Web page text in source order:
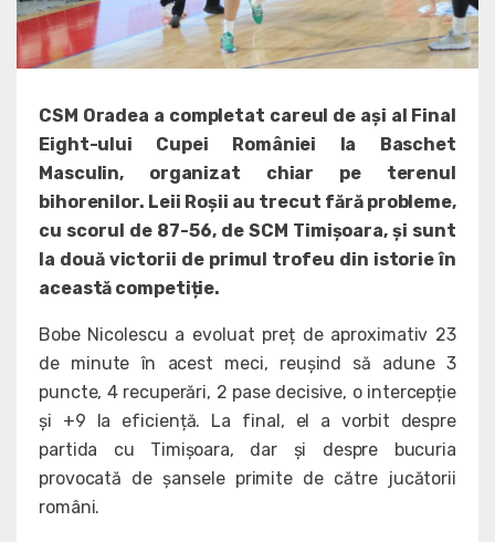
CSM Oradea a completat careul de ași al Final
Eight-ului Cupei României la Baschet
Masculin, organizat chiar pe terenul
bihorenilor. Leii Roșii au trecut fără probleme,
cu scorul de 87-56, de SCM Timișoara, și sunt
la două victorii de primul trofeu din istorie în
această competiție.
Bobe Nicolescu a evoluat preț de aproximativ 23
de minute în acest meci, reușind să adune 3
puncte, 4 recuperări, 2 pase decisive, o intercepție
și +9 la eficiență. La final, el a vorbit despre
partida cu Timișoara, dar și despre bucuria
provocată de șansele primite de către jucătorii
români.